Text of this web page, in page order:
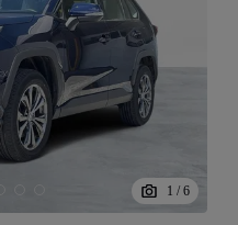
1 / 6